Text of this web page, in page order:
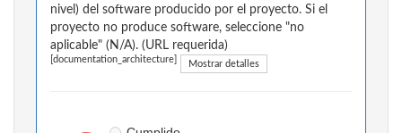
nivel) del software producido por el proyecto. Si el
proyecto no produce software, seleccione "no
aplicable" (N/A). (URL requerida)
[documentation_architecture] Mostrar detalles